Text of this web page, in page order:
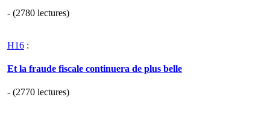
- (2780 lectures)
H16 :
Et la fraude fiscale continuera de plus belle
- (2770 lectures)